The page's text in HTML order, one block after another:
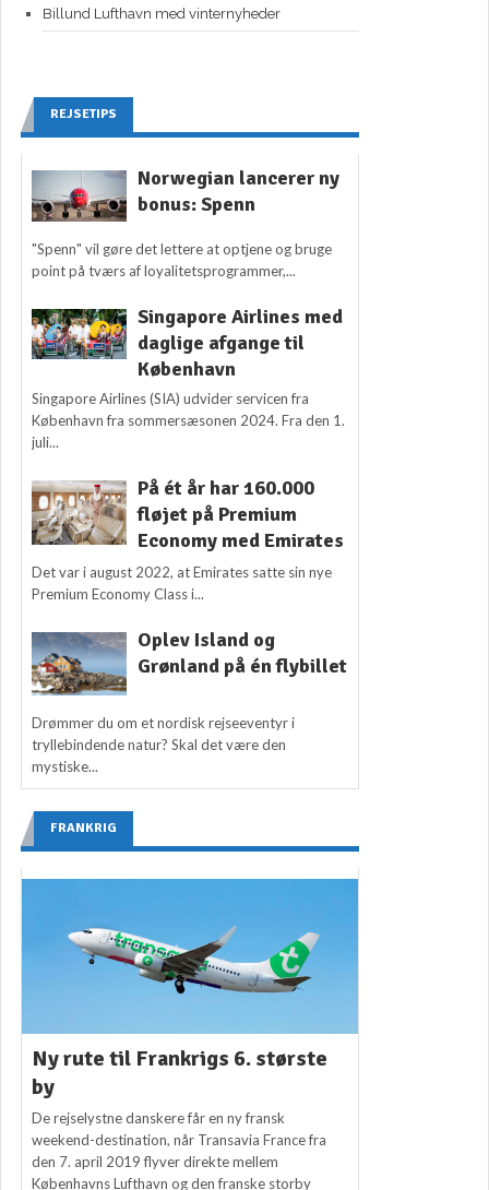
Billund Lufthavn med vinternyheder
REJSETIPS
Norwegian lancerer ny
bonus: Spenn
"Spenn" vil gøre det lettere at optjene og bruge
point på tværs af loyalitetsprogrammer,...
Singapore Airlines med
daglige afgange til
København
Singapore Airlines (SIA) udvider servicen fra
København fra sommersæsonen 2024. Fra den 1.
juli...
På ét år har 160.000
fløjet på Premium
Economy med Emirates
Det var i august 2022, at Emirates satte sin nye
Premium Economy Class i...
Oplev Island og
Grønland på én flybillet
Drømmer du om et nordisk rejseeventyr i
tryllebindende natur? Skal det være den
mystiske...
FRANKRIG
Ny rute til Frankrigs 6. største
by
De rejselystne danskere får en ny fransk
weekend-destination, når Transavia France fra
den 7. april 2019 flyver direkte mellem
Københavns Lufthavn og den franske storby